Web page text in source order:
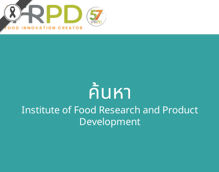
ผลงานวิจัยและนวัตกรรม
ผลิตภัณฑ์และจำหน่าย
ค้นหา
Institute of Food Research and Product
Development